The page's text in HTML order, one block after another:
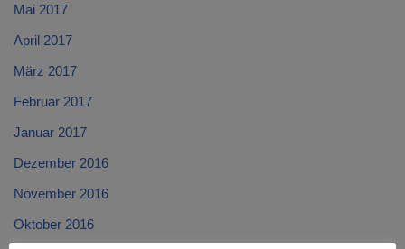
Mai 2017
April 2017
März 2017
Februar 2017
Januar 2017
Dezember 2016
November 2016
Oktober 2016